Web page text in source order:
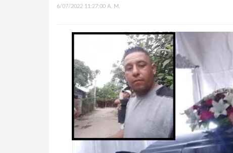
6/07/2022 11:27:00 A. M.